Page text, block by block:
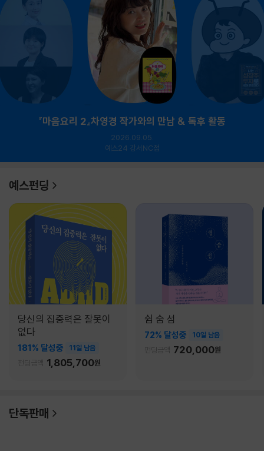
『마음요리 2』차영경 작가와의 만남 & 독후 활동
2026.09.05.
예스24 강서NC점
예스펀딩
당신의 집중력은 잘못이
없다
181% 달성중 11일 남음
펀딩금액 1,805,700원
쉼 숨 섬
72% 달성중 10일 남음
펀딩금액 720,000원
단독판매